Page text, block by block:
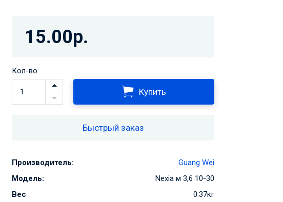
15.00р.
Кол-во
Купить
Быстрый заказ
Производитель:
Guang Wei
Модель:
Nexia м 3,6 10-30
Вес
0.37кг